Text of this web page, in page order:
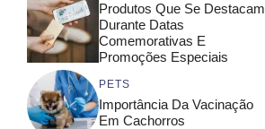
Produtos Que Se Destacam
Durante Datas
Comemorativas E
Promoções Especiais
PETS
Importância Da Vacinação
Em Cachorros